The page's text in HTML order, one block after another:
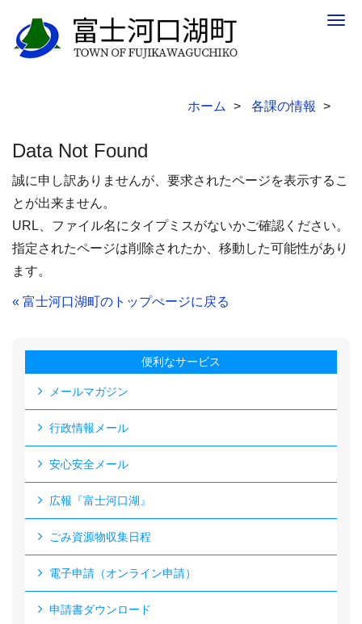
ホーム 各課の情報
Data Not Found
誠に申し訳ありませんが、要求されたページを表示するこ
とが出来ません。
URL、ファイル名にタイプミスがないかご確認ください。
指定されたページは削除されたか、移動した可能性があり
ます。
« 富士河口湖町のトップぺージに戻る
便利なサービス
メールマガジン
行政情報メール
安心安全メール
広報『富士河口湖』
ごみ資源物収集日程
電子申請（オンライン申請）
申請書ダウンロード